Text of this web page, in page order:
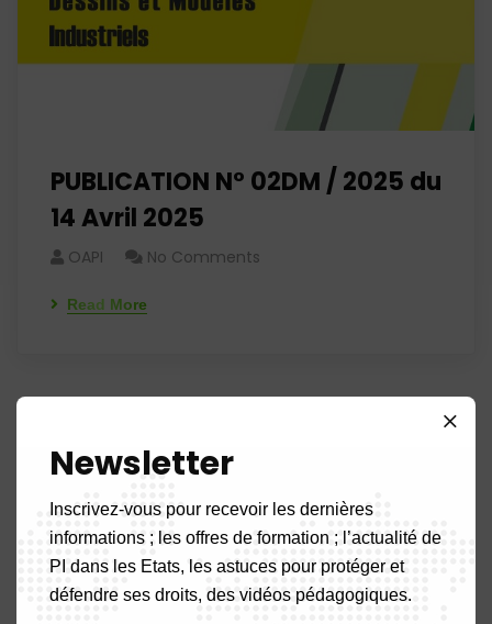
PUBLICATION N° 02DM / 2025 du
14 Avril 2025
OAPI No Comments
Read More
Rechercher
Newsletter
Inscrivez-vous pour recevoir les dernières
informations ; les offres de formation ; l’actualité de
PI dans les Etats, les astuces pour protéger et
défendre ses droits, des vidéos pédagogiques.